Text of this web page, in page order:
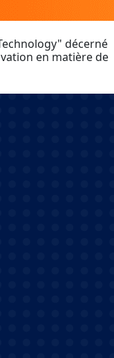
décerné
en matière de